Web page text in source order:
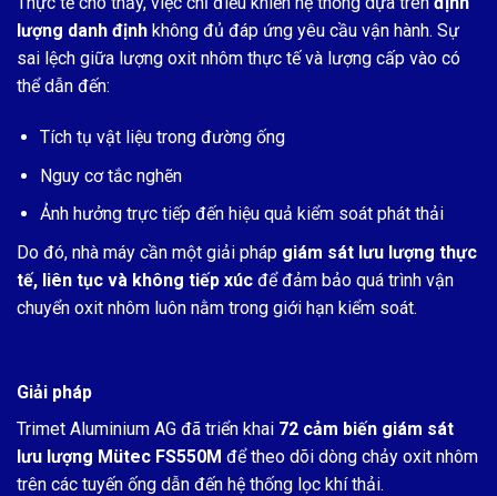
lượng danh định không đủ đáp ứng yêu cầu vận hành. Sự
sai lệch giữa lượng oxit nhôm thực tế và lượng cấp vào có
thể dẫn đến:
Tích tụ vật liệu trong đường ống
Nguy cơ tắc nghẽn
Ảnh hưởng trực tiếp đến hiệu quả kiểm soát phát thải
Do đó, nhà máy cần một giải pháp giám sát lưu lượng thực
tế, liên tục và không tiếp xúc để đảm bảo quá trình vận
chuyển oxit nhôm luôn nằm trong giới hạn kiểm soát.
Giải pháp
Trimet Aluminium AG đã triển khai 72 cảm biến giám sát
lưu lượng Mütec FS550M để theo dõi dòng chảy oxit nhôm
trên các tuyến ống dẫn đến hệ thống lọc khí thải.